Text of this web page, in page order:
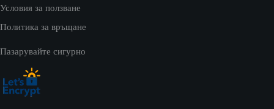
Условия за ползване
Политика за връщане
Пазарувайте сигурно